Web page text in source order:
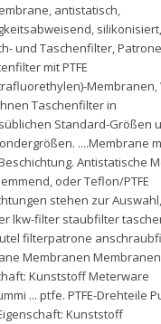
, antistatisch,
, silikonisiert,
und Taschenfilter,
mit PTFE
Membranen,
Taschenfilter in
Standard-Größen
....Membrane
Antistatische
, oder Teflon/PTFE
stehen zur Auswahl,
lkw-filter staubfilter
filterpatrone
Membranen Membranen
Kunststoff Meterware
... ptfe. PTFE-Drehteile
Kunststoff